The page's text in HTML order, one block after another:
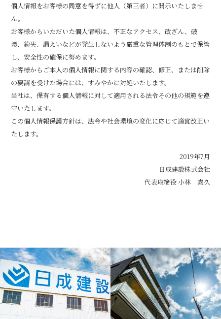
個人情報をお客様の同意を得ずに他人（第三者）に開示いたしませ
ん。
お客様からいただいた個人情報は、不正なアクセス、改ざん、破
壊、紛失、漏えいなどが発生しないよう厳重な管理体制のもとで保管
し、安全性の確保に努めます。
お客様からご本人の個人情報に関する内容の確認、修正、または削除
の要請を受けた場合には、すみやかに対処いたします。
当社は、保有する個人情報に対して適用される法令その他の規範を遵
守いたします。
この個人情報保護方針は、法令や社会環境の変化に応じて適宜改正い
たします。
2019年7月
日成建設株式会社
代表取締役 小林 嘉久